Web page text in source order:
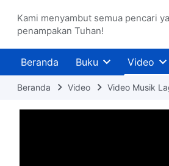
Kami menyambut semua pencari
penampakan Tuhan!
Beranda Buku Video
Beranda Video Video Musik